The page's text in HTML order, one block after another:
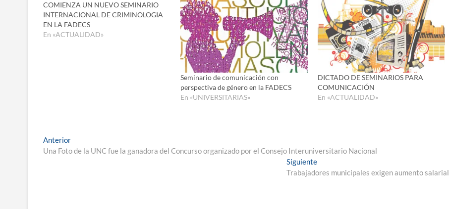
COMIENZA UN NUEVO SEMINARIO
INTERNACIONAL DE CRIMINOLOGIA
EN LA FADECS
En «ACTUALIDAD»
Seminario de comunicación con
perspectiva de género en la FADECS
En «UNIVERSITARIAS»
DICTADO DE SEMINARIOS PARA
COMUNICACIÓN
En «ACTUALIDAD»
Navegación
de
AnteriorEntrada
anterior:
Una Foto de la UNC fue la ganadora del Concurso organizado por el Consejo Interuniversitario Nacional
SiguienteEntrada
siguiente:
Trabajadores municipales exigen aumento salarial